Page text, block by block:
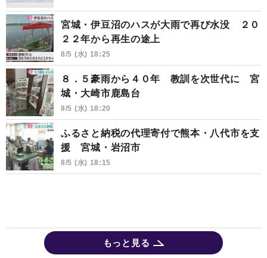
宮城・伊豆沼のハスが大雨で再び水没 ２０
２２年から再生の途上
8/5 (水) 18:25
８．５豪雨から４０年 教訓を次世代に 宮
城・大崎市鹿島台
8/5 (水) 18:20
ふるさと納税の代理寄付で熊本・八代市を支
援 宮城・岩沼市
8/5 (水) 18:15
もっと見る